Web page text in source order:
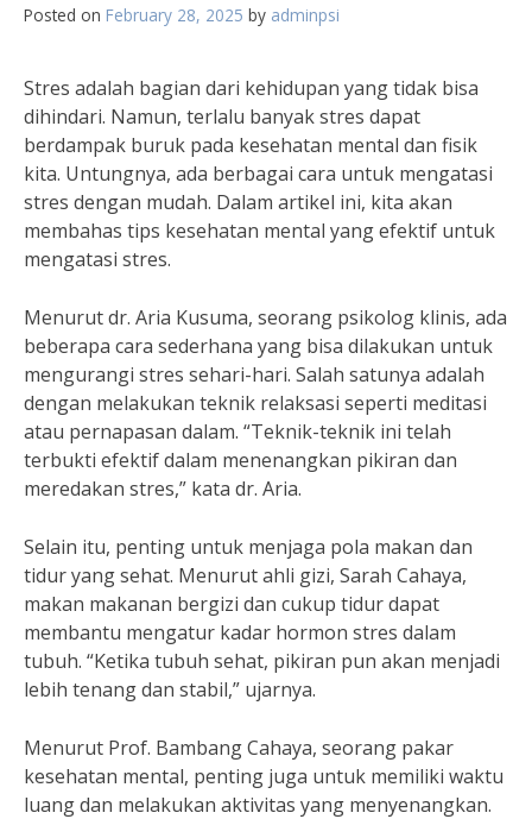
Posted on February 28, 2025 by adminpsi
Stres adalah bagian dari kehidupan yang tidak bisa
dihindari. Namun, terlalu banyak stres dapat
berdampak buruk pada kesehatan mental dan fisik
kita. Untungnya, ada berbagai cara untuk mengatasi
stres dengan mudah. Dalam artikel ini, kita akan
membahas tips kesehatan mental yang efektif untuk
mengatasi stres.
Menurut dr. Aria Kusuma, seorang psikolog klinis, ada
beberapa cara sederhana yang bisa dilakukan untuk
mengurangi stres sehari-hari. Salah satunya adalah
dengan melakukan teknik relaksasi seperti meditasi
atau pernapasan dalam. “Teknik-teknik ini telah
terbukti efektif dalam menenangkan pikiran dan
meredakan stres,” kata dr. Aria.
Selain itu, penting untuk menjaga pola makan dan
tidur yang sehat. Menurut ahli gizi, Sarah Cahaya,
makan makanan bergizi dan cukup tidur dapat
membantu mengatur kadar hormon stres dalam
tubuh. “Ketika tubuh sehat, pikiran pun akan menjadi
lebih tenang dan stabil,” ujarnya.
Menurut Prof. Bambang Cahaya, seorang pakar
kesehatan mental, penting juga untuk memiliki waktu
luang dan melakukan aktivitas yang menyenangkan.